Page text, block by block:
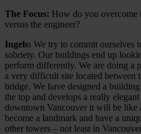
The Focus: How do you overcome
versus the engineer?
Ingels: We try to commit ourselves
sobriety. Our buildings end up
perform differently. We are doing a
a very difficult site located between
bridge. We have designed a
the top and develops a really
downtown Vancouver it will be like
become a landmark and have a
other towers – not least in